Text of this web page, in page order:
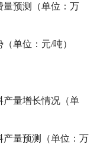
量预测（单位：万
单位：元/吨）
产量增长情况（单
产量预测（单位：万